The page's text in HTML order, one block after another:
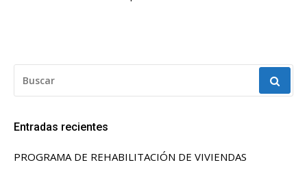
Entradas recientes
PROGRAMA DE REHABILITACIÓN DE VIVIENDAS